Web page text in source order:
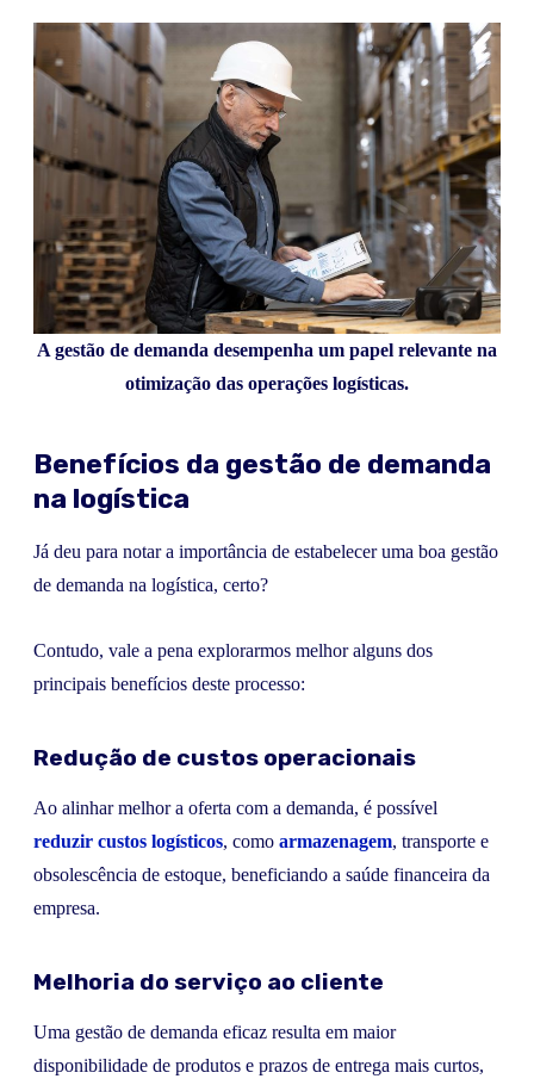
A gestão de demanda desempenha um papel relevante na
otimização das operações logísticas.
Benefícios da gestão de demanda
na logística
Já deu para notar a importância de estabelecer uma boa gestão
de demanda na logística, certo?
Contudo, vale a pena explorarmos melhor alguns dos
principais benefícios deste processo:
Redução de custos operacionais
Ao alinhar melhor a oferta com a demanda, é possível
reduzir custos logísticos, como armazenagem, transporte e
obsolescência de estoque, beneficiando a saúde financeira da
empresa.
Melhoria do serviço ao cliente
Uma gestão de demanda eficaz resulta em maior
disponibilidade de produtos e prazos de entrega mais curtos,